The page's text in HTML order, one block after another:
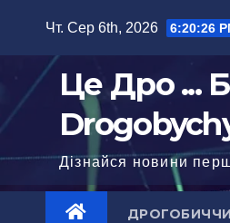
Чт. Сер 6th, 2026 6:20:27
Це Дро ...
Дізнайся новини